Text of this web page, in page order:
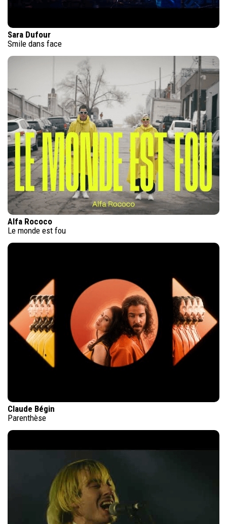
Sara Dufour
Smile dans face
Alfa Rococo
Le monde est fou
Claude Bégin
Parenthèse